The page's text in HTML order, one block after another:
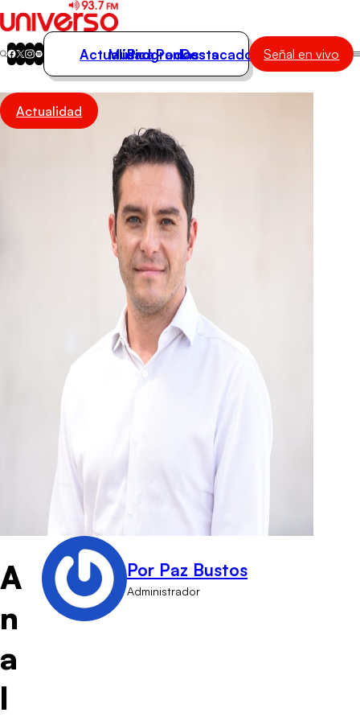
Actualidad
Música
Actualidad
Música
Programas
Podcasts
Destacados Señal en vivo
Actualidad
A
n
a
l
Por Paz Bustos
Administrador